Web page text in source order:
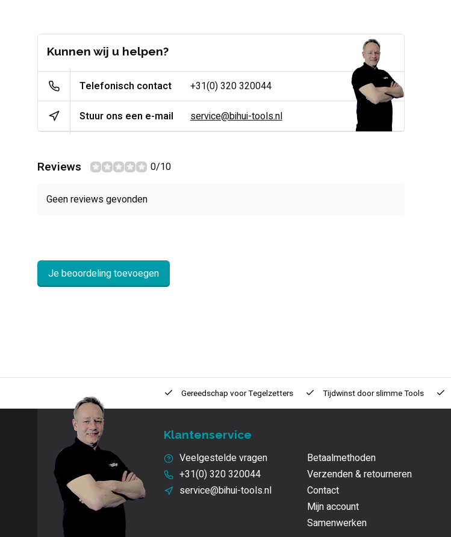
Kunnen wij u helpen?
Telefonisch contact +31(0) 320 320044
Stuur ons een e-mail service@bihui-tools.nl
Reviews 0/10
Geen reviews gevonden
Je beoordeling toevoegen
Innovatie Gereedschap voorTegelzetters Tijdwinst doorslimme Tools
Klantenservice
Veelgestelde vragen
+31(0) 320 320044
service@bihui-tools.nl
Betaalmethoden
Verzenden & retourneren
Contact
Mijn account
Samenwerken